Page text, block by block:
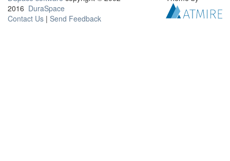
2016 DuraSpace
Contact Us | Send Feedback